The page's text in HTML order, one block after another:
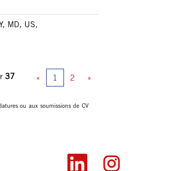
MD, US,
37 « 1 2 »
ou aux soumissions de CV
S
S